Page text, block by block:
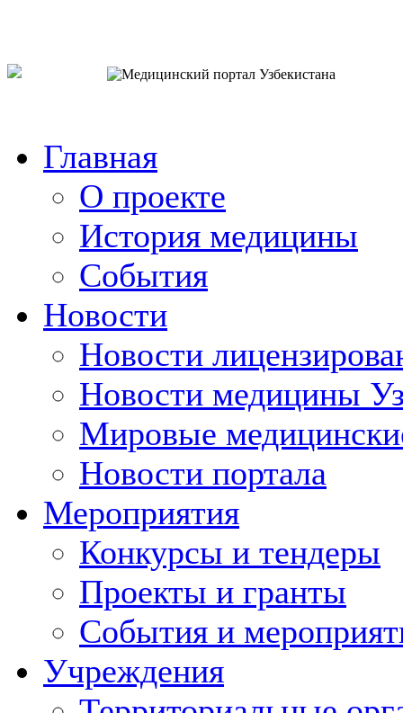
Главная
О проекте
История медицины
События
Новости
Новости
Новости медицины
Мировые
Новости портала
Мероприятия
Конкурсы и тендеры
Проекты и гранты
События и
Учреждения